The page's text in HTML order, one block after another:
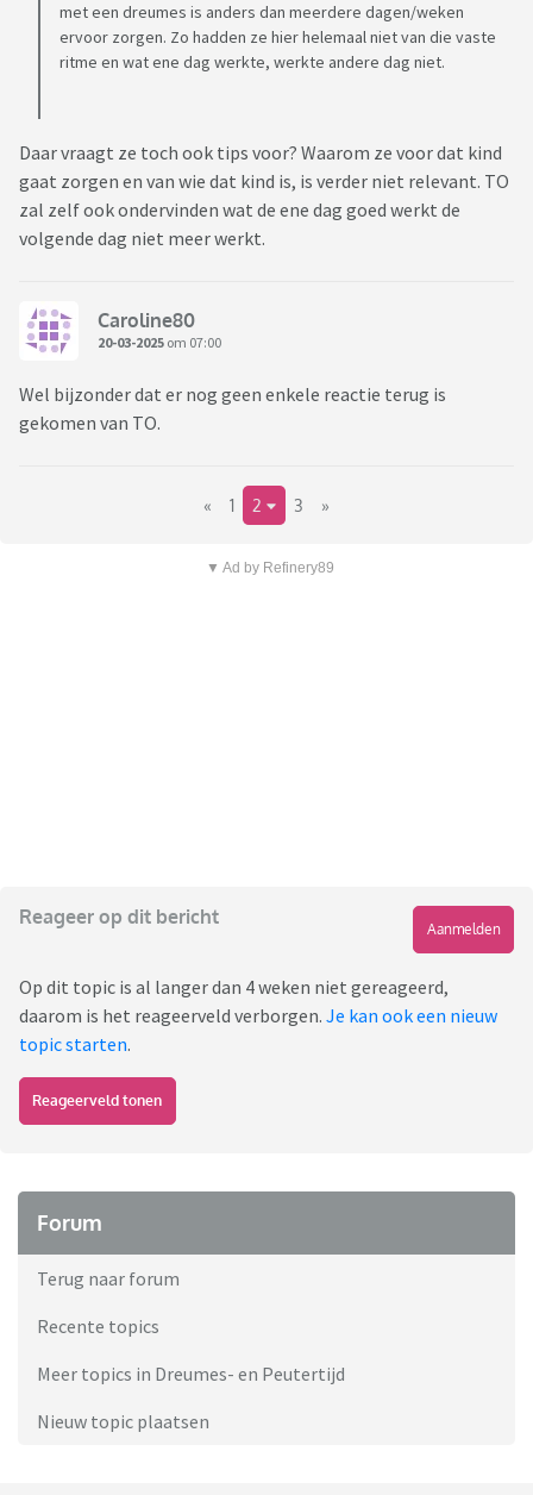
met een dreumes is anders dan meerdere dagen/weken
ervoor zorgen. Zo hadden ze hier helemaal niet van die vaste
ritme en wat ene dag werkte, werkte andere dag niet.
Daar vraagt ze toch ook tips voor? Waarom ze voor dat kind
gaat zorgen en van wie dat kind is, is verder niet relevant. TO
zal zelf ook ondervinden wat de ene dag goed werkt de
volgende dag niet meer werkt.
Caroline80
20-03-2025 om 07:00
Wel bijzonder dat er nog geen enkele reactie terug is
gekomen van TO.
« 1 2 3 »
▼ Ad by Refinery89
Reageer op dit bericht
Aanmelden
Op dit topic is al langer dan 4 weken niet gereageerd,
daarom is het reageerveld verborgen. Je kan ook een nieuw
topic starten.
Reageerveld tonen
Forum
Terug naar forum
Recente topics
Meer topics in Dreumes- en Peutertijd
Nieuw topic plaatsen